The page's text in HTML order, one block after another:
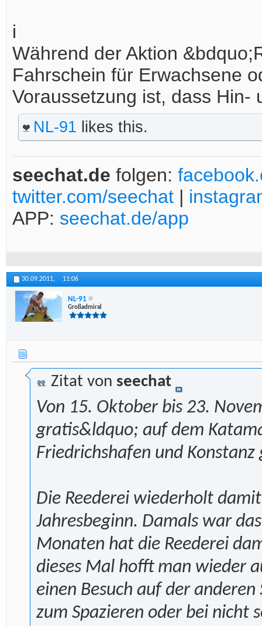
i
Während der Aktion
Fahrschein für Erwachsene
Voraussetzung ist, dass Hin-
NL-91 likes this.
seechat.de folgen:
twitter.com/seechat |
APP: seechat.de/app
30.09.2011, 11:06
NL-91
Großadmiral
Zitat von seechat
Von 15. Oktober bis 23.
gratis&ldquo; auf dem
Friedrichshafen und
Die Reederei wiederholt
Jahresbeginn. Damals war
Monaten hat die Reederei
dieses Mal hofft man wieder
einen Besuch auf der
zum Spazieren oder bei nicht